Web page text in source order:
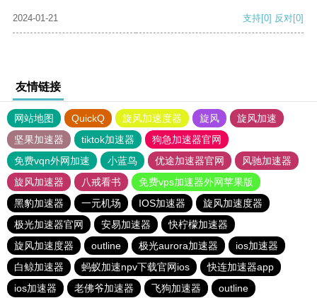
2024-01-21 支持[0] 反对[0]
友情链接
网站地图 QuickQ 旋风加速度器 旋风
旋风加速
坚果加速器
tiktok加速器
狗急加速器官网
免费vqn外网加速
小蓝鸟 优途加速器官网
风驰加速器
旋风加速器
八戒看书
免费vps加速器外网苹果版
黑豹加速器
一元机场 IOS加速器
旋风加速度器
极光加速器官网
安易加速器
快柠檬加速器
旋风加速度器
outline 极光aurora加速器
ios加速器
白鲸加速器
蚂蚁加速npv下载官网ios
快连加速器app
ios加速器
老佛爷加速器 飞狗加速器 outline